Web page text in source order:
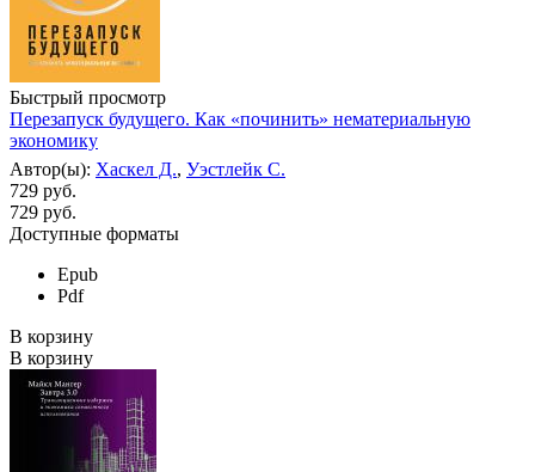
Быстрый просмотр
Перезапуск будущего. Как «починить» нематериальную
экономику
Автор(ы): Хаскел Д., Уэстлейк С.
729 руб.
729 руб.
Доступные форматы
Epub
Pdf
В корзину
В корзину